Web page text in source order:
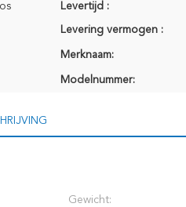
Levertijd :
Levering vermogen :
Merknaam:
Modelnummer:
Gewicht: